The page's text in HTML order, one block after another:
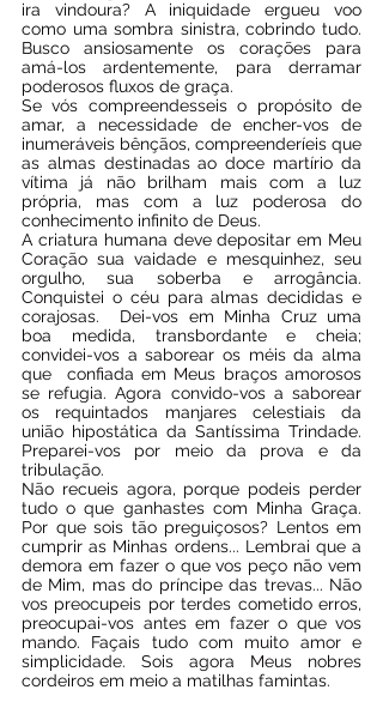
ira vindoura? A iniquidade ergueu voo
como uma sombra sinistra, cobrindo tudo.
Busco ansiosamente os corações para
amá-los ardentemente, para derramar
poderosos fluxos de graça.
Se vós compreendesseis o propósito de
amar, a necessidade de encher-vos de
inumeráveis bênçãos, compreenderíeis que
as almas destinadas ao doce martírio da
vítima já não brilham mais com a luz
própria, mas com a luz poderosa do
conhecimento infinito de Deus.
A criatura humana deve depositar em Meu
Coração sua vaidade e mesquinhez, seu
orgulho, sua soberba e arrogância.
Conquistei o céu para almas decididas e
corajosas.  Dei-vos em Minha Cruz uma
boa medida, transbordante e cheia;
convidei-vos a saborear os méis da alma
que  confiada em Meus braços amorosos
se refugia. Agora convido-vos a saborear
os requintados manjares celestiais da
união hipostática da Santíssima Trindade.
Preparei-vos por meio da prova e da
tribulação.
Não recueis agora, porque podeis perder
tudo o que ganhastes com Minha Graça.
Por que sois tão preguiçosos? Lentos em
cumprir as Minhas ordens... Lembrai que a
demora em fazer o que vos peço não vem
de Mim, mas do príncipe das trevas... Não
vos preocupeis por terdes cometido erros,
preocupai-vos antes em fazer o que vos
mando. Façais tudo com muito amor e
simplicidade. Sois agora Meus nobres
cordeiros em meio a matilhas famintas.